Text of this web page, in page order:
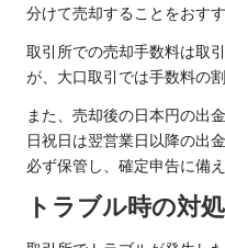
分けて売却することをおすす
取引所での売却手数料は取
が、大口取引では手数料の
また、売却後の日本円の出
日祝日は翌営業日以降の出
必ず保管し、確定申告に備え
トラブル時の対